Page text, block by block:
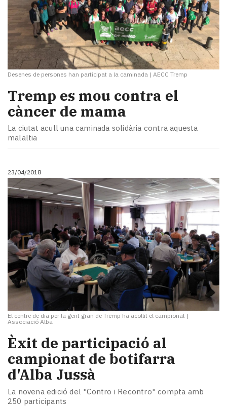
Desenes de persones han participat a la caminada | AECC Tremp
Tremp es mou contra el
càncer de mama
La ciutat acull una caminada solidària contra aquesta
malaltia
23/04/2018
El centre de dia per la gent gran de Tremp ha acollit el campionat |
Associació Alba
Èxit de participació al
campionat de botifarra
d'Alba Jussà
La novena edició del "Contro i Recontro" compta amb
250 participants